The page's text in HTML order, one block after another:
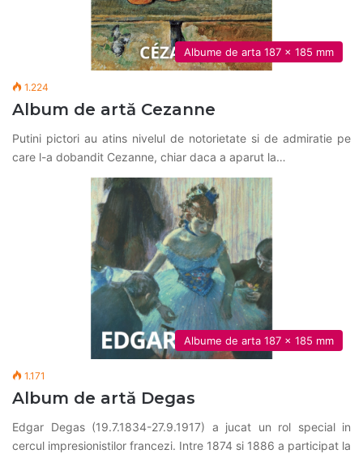
Albume de arta 187 x 185 mm
1.224
Album de artă Cezanne
Putini pictori au atins nivelul de notorietate si de admiratie pe
care l-a dobandit Cezanne, chiar daca a aparut la…
Albume de arta 187 x 185 mm
1.171
Album de artă Degas
Edgar Degas (19.7.1834-27.9.1917) a jucat un rol special in
cercul impresionistilor francezi. Intre 1874 si 1886 a participat la